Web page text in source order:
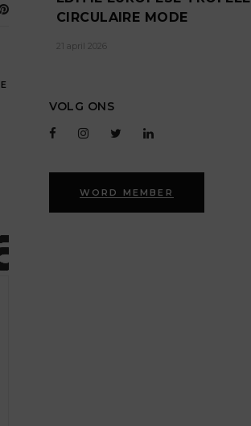
CIRCULAIRE MODE
21 april 2026
VOLG ONS
WORD MEMBER